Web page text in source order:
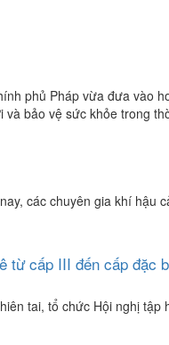
phủ Pháp vừa đưa vào
bảo vệ sức khỏe trong
các chuyên gia khí
từ cấp III đến cấp đặc
tai, tổ chức Hội nghị